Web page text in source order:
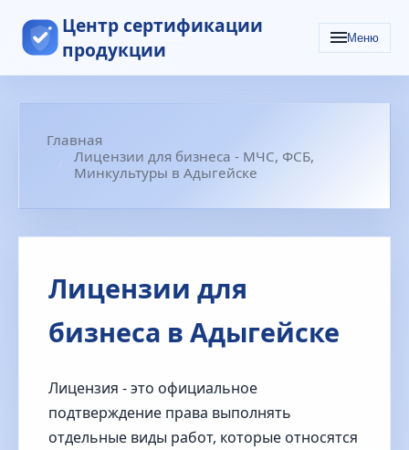
Центр сертификации
продукции
Меню
Главная
Лицензии для бизнеса - МЧС, ФСБ,
Минкультуры в Адыгейске
Лицензии для
бизнеса в Адыгейске
Лицензия - это официальное
подтверждение права выполнять
отдельные виды работ, которые относятся